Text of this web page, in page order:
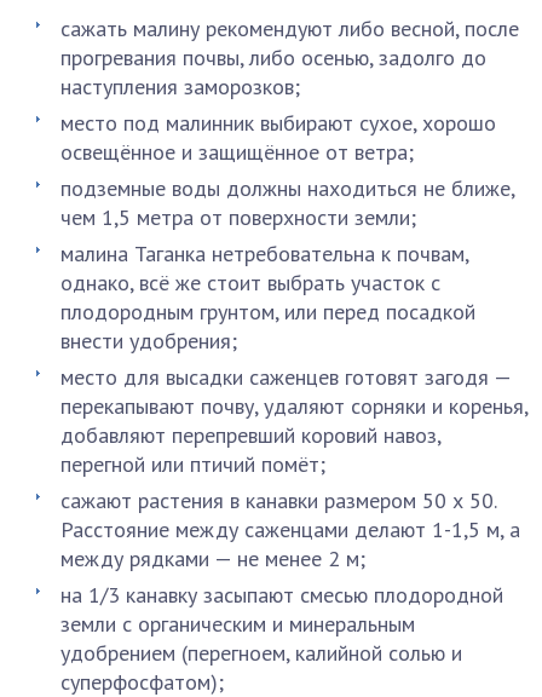
сажать малину рекомендуют либо весной, после
прогревания почвы, либо осенью, задолго до
наступления заморозков;
место под малинник выбирают сухое, хорошо
освещённое и защищённое от ветра;
подземные воды должны находиться не ближе,
чем 1,5 метра от поверхности земли;
малина Таганка нетребовательна к почвам,
однако, всё же стоит выбрать участок с
плодородным грунтом, или перед посадкой
внести удобрения;
место для высадки саженцев готовят загодя —
перекапывают почву, удаляют сорняки и коренья,
добавляют перепревший коровий навоз,
перегной или птичий помёт;
сажают растения в канавки размером 50 х 50.
Расстояние между саженцами делают 1-1,5 м, а
между рядками — не менее 2 м;
на 1/3 канавку засыпают смесью плодородной
земли с органическим и минеральным
удобрением (перегноем, калийной солью и
суперфосфатом);